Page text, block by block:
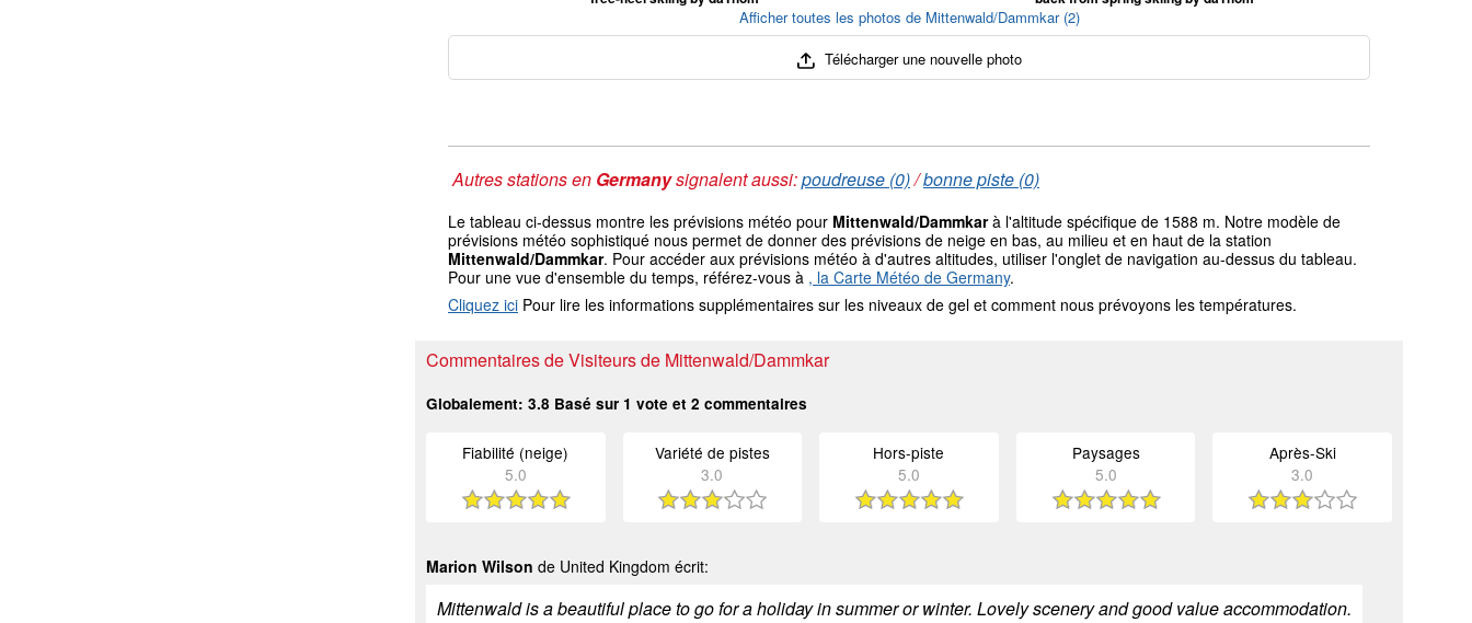
Afficher toutes les photos de Mittenwald/Dammkar (2)
Télécharger une nouvelle photo
Autres stations en Germanysignalent aussi:poudreuse (0)/bonne piste (0)
Le tableau ci-dessus montre les prévisions météo pour Mittenwald/Dammkarà l'altitude spécifique de 1588 m. Notre modèle de
prévisions météo sophistiqué nous permet de donner des prévisions de neige en bas, au milieu et en haut de la station
Mittenwald/Dammkar. Pour accéder aux prévisions météo à d'autres altitudes, utiliser l'onglet de navigation au-dessus du tableau.
Pour une vue d'ensemble du temps, référez-vous à , la Carte Météo de Germany.
Cliquez ici Pour lire les informations supplémentaires sur les niveaux de gel et comment nous prévoyons les températures.
Commentaires de Visiteurs de Mittenwald/Dammkar
Globalement: 3.8 Basé sur 1 vote et 2 commentaires
Fiabilité (neige)
5.0
Variété de pistes
3.0
Hors-piste
5.0
Paysages
5.0
Après-Ski
3.0
Marion Wilson de United Kingdom écrit:
Mittenwald is a beautiful place to go for a holiday in summer or winter. Lovely scenery and good value accommodation.